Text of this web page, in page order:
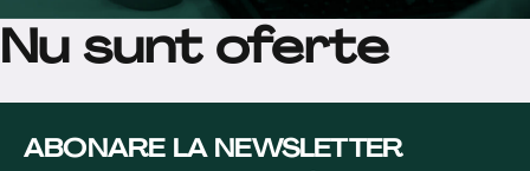
Nu sunt oferte
ABONARE LA NEWSLETTER